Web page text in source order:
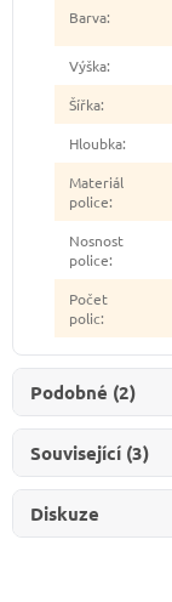
Barva:
Výška:
Šířka:
Hloubka:
Materiál
police:
Nosnost
police:
Počet
polic:
Podobné (2)
Související (3)
Diskuze